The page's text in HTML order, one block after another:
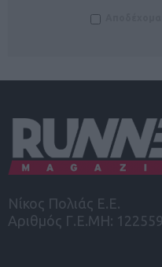
Νίκος Πολιάς Ε.Ε.
Αριθμός Γ.Ε.ΜΗ: